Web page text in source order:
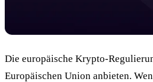
Die europäische Krypto-
Europäischen Union anbieten.